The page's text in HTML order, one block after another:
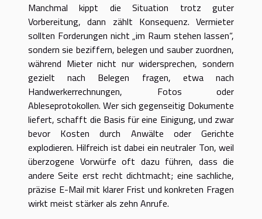
Manchmal kippt die Situation trotz guter
Vorbereitung, dann zählt Konsequenz. Vermieter
sollten Forderungen nicht „im Raum stehen lassen“,
sondern sie beziffern, belegen und sauber zuordnen,
während Mieter nicht nur widersprechen, sondern
gezielt nach Belegen fragen, etwa nach
Handwerkerrechnungen, Fotos oder
Ableseprotokollen. Wer sich gegenseitig Dokumente
liefert, schafft die Basis für eine Einigung, und zwar
bevor Kosten durch Anwälte oder Gerichte
explodieren. Hilfreich ist dabei ein neutraler Ton, weil
überzogene Vorwürfe oft dazu führen, dass die
andere Seite erst recht dichtmacht; eine sachliche,
präzise E-Mail mit klarer Frist und konkreten Fragen
wirkt meist stärker als zehn Anrufe.